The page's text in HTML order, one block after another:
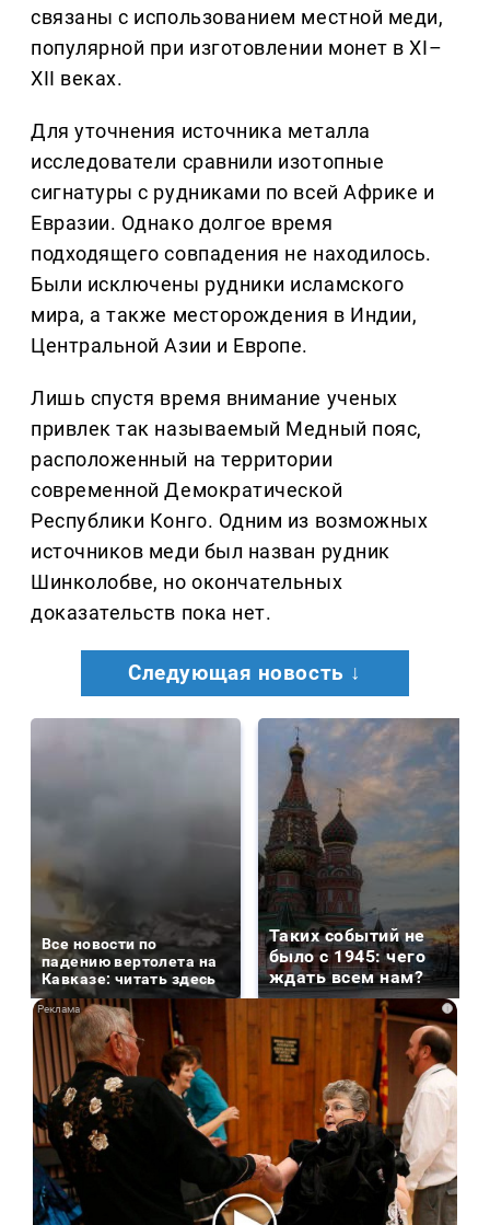
связаны с использованием местной меди,
популярной при изготовлении монет в XI–
XII веках.
Для уточнения источника металла
исследователи сравнили изотопные
сигнатуры с рудниками по всей Африке и
Евразии. Однако долгое время
подходящего совпадения не находилось.
Были исключены рудники исламского
мира, а также месторождения в Индии,
Центральной Азии и Европе.
Лишь спустя время внимание ученых
привлек так называемый Медный пояс,
расположенный на территории
современной Демократической
Республики Конго. Одним из возможных
источников меди был назван рудник
Шинколобве, но окончательных
доказательств пока нет.
Следующая новость ↓
Все новости по
падению вертолета на
Кавказе: читать здесь
Таких событий не
было с 1945: чего
ждать всем нам?
i